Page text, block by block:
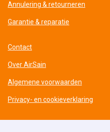
Annulering & retourneren
Garantie & reparatie
Contact
Over AirSain
Algemene voorwaarden
Privacy- en cookieverklaring